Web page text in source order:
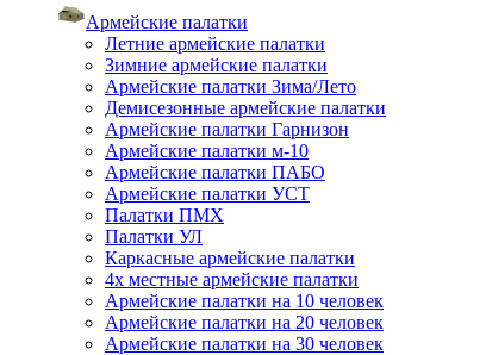
Армейские палатки
Летние армейские палатки
Зимние армейские палатки
Армейские палатки Зима/Лето
Демисезонные армейские палатки
Армейские палатки Гарнизон
Армейские палатки м-10
Армейские палатки ПАБО
Армейские палатки УСТ
Палатки ПМХ
Палатки УЛ
Каркасные армейские палатки
4х местные армейские палатки
Армейские палатки на 10 человек
Армейские палатки на 20 человек
Армейские палатки на 30 человек